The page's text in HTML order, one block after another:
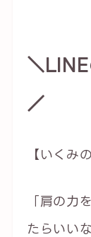
＼
／
【いくみ
「肩の力
たらいいな